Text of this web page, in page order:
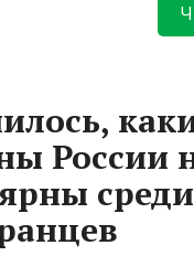
России
среди